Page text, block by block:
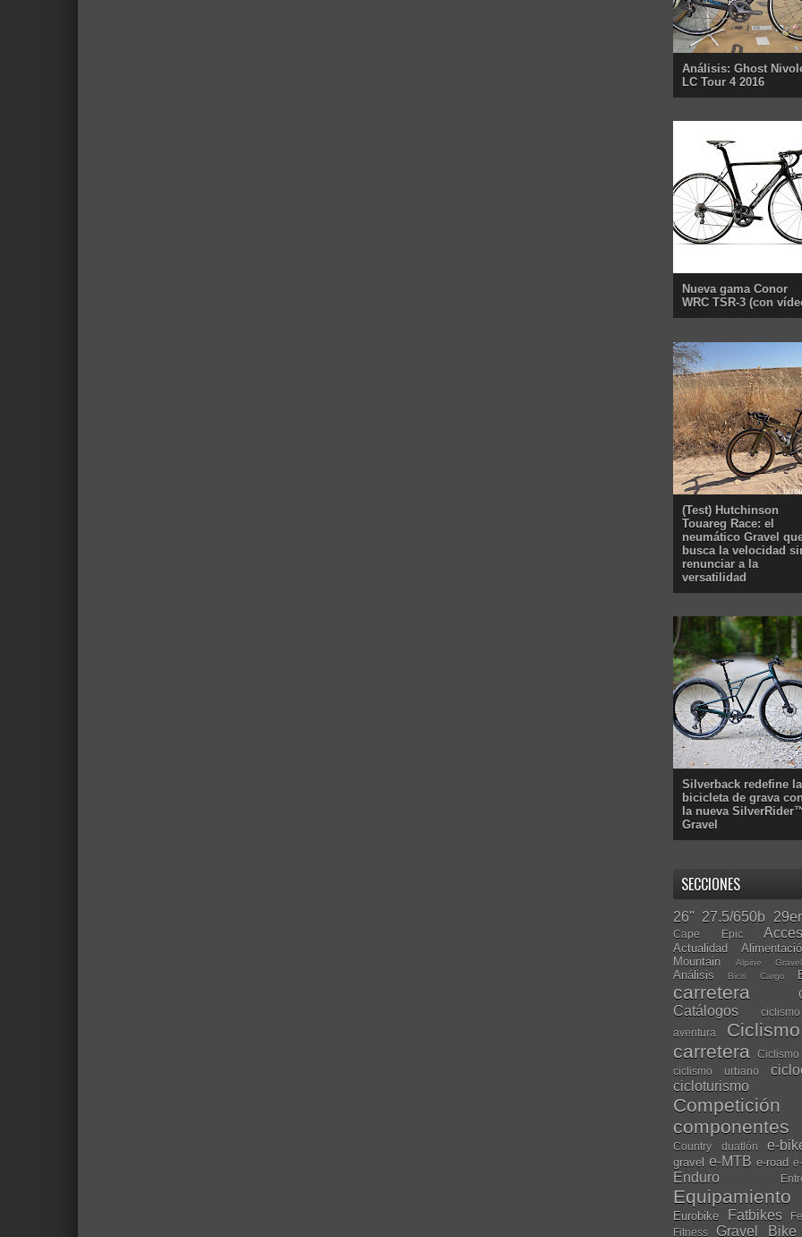
Análisis: Ghost
LC Tour 4 2016
Nueva gama Conor
WRC TSR-3 (con
(Test) Hutchinson
Touareg Race: el
neumático Gravel
busca la velocidad
renunciar a la
versatilidad
Silverback redefine la
bicicleta de grava
la nueva
Gravel
SECCIONES
26" 27.5/650b 29er
Cape Epic
Actualidad
Mountain
Alpine
Análisis Bicis Cargo
carretera
Catálogos
aventura
carretera
Ciclismo
ciclismo urbano
cicloturismo
Competición
componentes
Country duatlón e-
gravel e-MTB e-road
Enduro
Equipamiento
Eurobike Fatbikes
Fitness
Gravel Bike